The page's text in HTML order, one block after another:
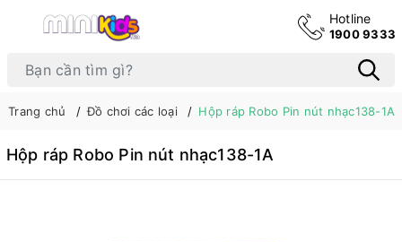
Hotline
1900 9333
Trang chủ Đồ chơi các loại Hộp ráp Robo Pin nút nhạc138-1A
Hộp ráp Robo Pin nút nhạc138-1A